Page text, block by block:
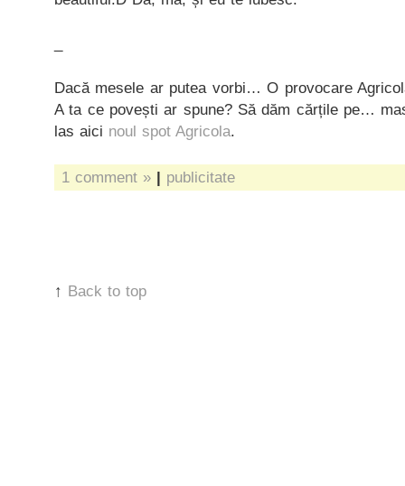
Dacă mesele ar putea vorbi… O provocare
A ta ce povești ar spune? Să dăm cărțile pe…
las aici noul spot Agricola.
1 comment » | publicitate
↑ Back to top